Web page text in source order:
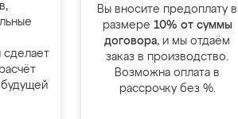
сделает
Вы вносите предоплату в
размере 10% от суммы
договора, и мы отдаём
заказ в производство.
Возможна оплата в
рассрочку без %.